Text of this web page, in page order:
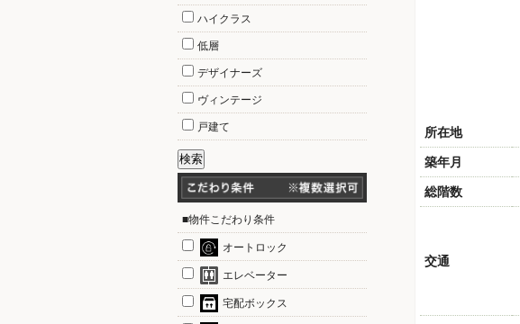
所在地
築年月
総階数
交通
ハイクラス
低層
デザイナーズ
ヴィンテージ
戸建て
■物件こだわり条件
オートロック
エレベーター
宅配ボックス